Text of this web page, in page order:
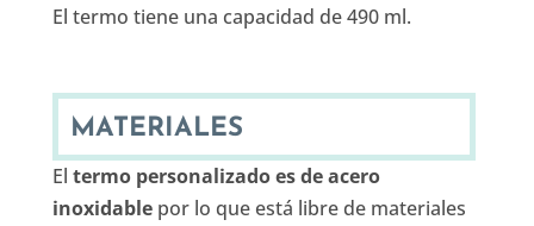
El termo tiene una capacidad de 490 ml.
MATERIALES
Eltermo personalizado es de acero
inoxidable por lo que está libre de materiales